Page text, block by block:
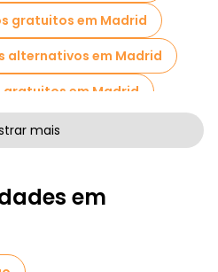
gratuitos em Madrid
alternativos em Madrid
gratuitos em Madrid
de arte em Madrid
Madrid
Madrid
Madrid
mais
em